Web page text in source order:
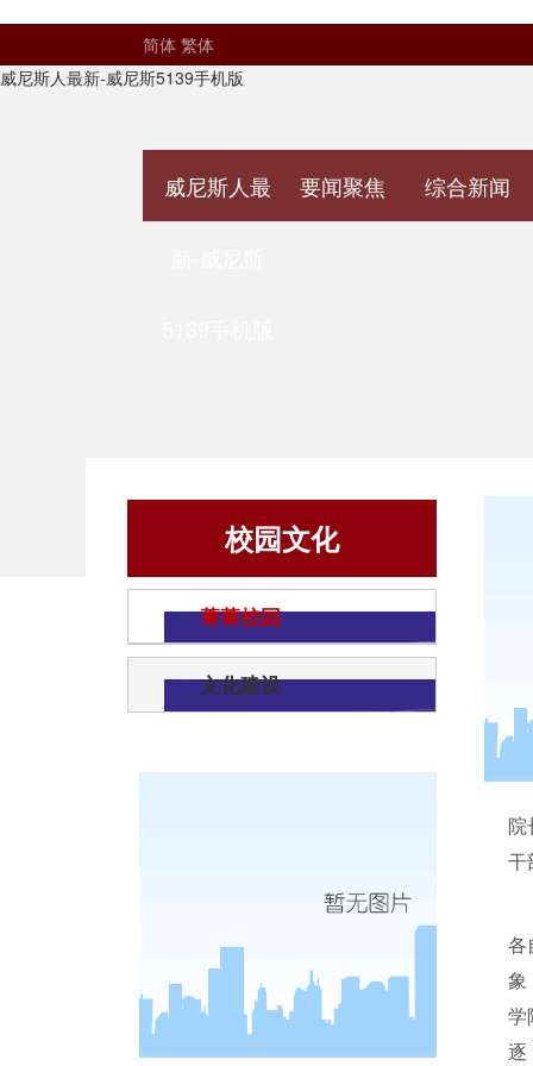
简体 繁体
威尼斯人最新-威尼斯5139手机版
威尼斯人最 要闻聚焦 综合新闻
校园文化
菁菁校园
文化建设
院
干
各
象
学
逐